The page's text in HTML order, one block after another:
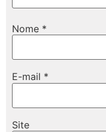
Nome *
E-mail *
Site